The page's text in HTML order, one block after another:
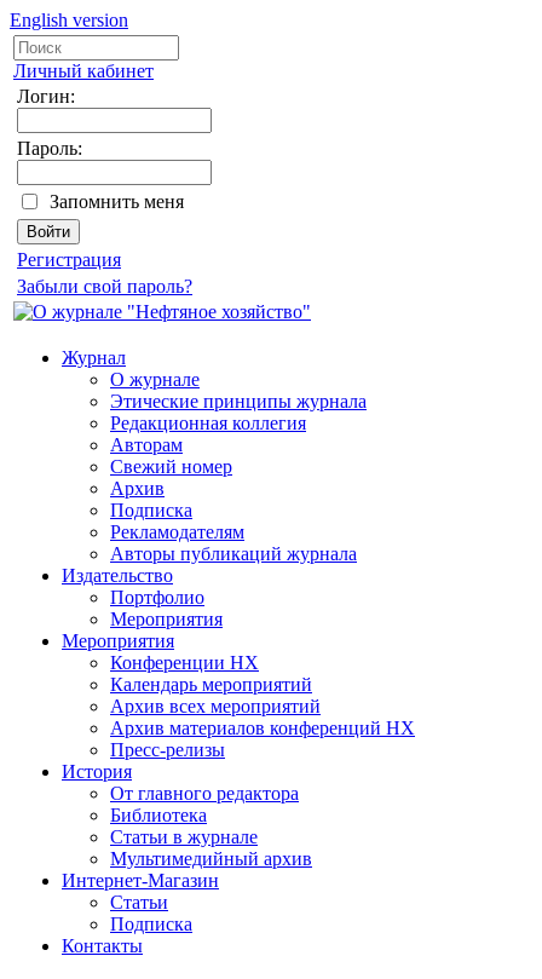
English version
Личный кабинет
Логин:
Пароль:
Запомнить меня
Регистрация
Забыли свой пароль?
Журнал
О журнале
Этические принципы журнала
Редакционная коллегия
Авторам
Свежий номер
Архив
Подписка
Рекламодателям
Авторы публикаций журнала
Издательство
Портфолио
Мероприятия
Мероприятия
Конференции НХ
Календарь мероприятий
Архив всех мероприятий
Архив материалов конференций НХ
Пресс-релизы
История
От главного редактора
Библиотека
Статьи в журнале
Мультимедийный архив
Интернет-Магазин
Статьи
Подписка
Контакты